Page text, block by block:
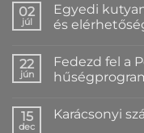
Karácsonyi
év
rend
bejegyzéshez
02
júl
Egyedi
és
a(z)
Egyedi
kutyanyakörv
névvel
22
jún
Fedezd fel a
a(z)
15
dec
Karácsonyi